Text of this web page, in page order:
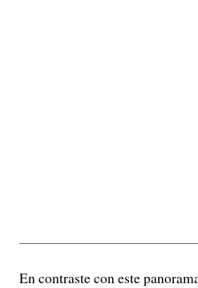
En contraste con este